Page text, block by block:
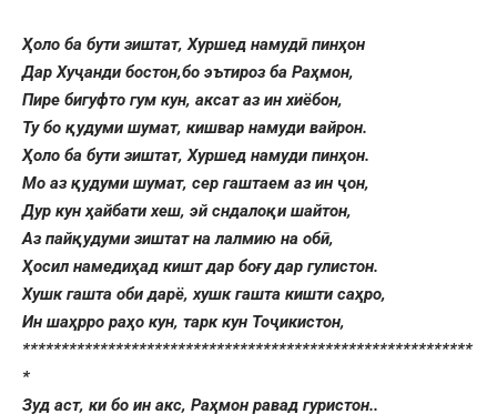
Ҳоло ба бути зиштат, Хуршед намудӣ пинҳон
Дар Хуҷанди бостон,бо эътироз ба Раҳмон,
Пире бигуфто гум кун, аксат аз ин хиёбон,
Ту бо қудуми шумат, кишвар намуди вайрон.
Ҳоло ба бути зиштат, Хуршед намуди пинҳон.
Мо аз қудуми шумат, сер гаштаем аз ин ҷон,
Дур кун ҳайбати хеш, эй сндалоқи шайтон,
Аз пайқудуми зиштат на лалмию на обӣ,
Ҳосил намедиҳад кишт дар боғу дар гулистон.
Хушк гашта оби дарё, хушк гашта кишти саҳро,
Ин шаҳрро раҳо кун, тарк кун Тоҷикистон,
**********************************************************
*
Зуд аст, ки бо ин акс, Раҳмон равад гуристон..